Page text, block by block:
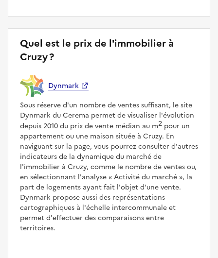
Quel est le prix de l'immobilier à
Cruzy ?
Dynmark
Sous réserve d'un nombre de ventes suffisant, le site
Dynmark du Cerema permet de visualiser l'évolution
depuis 2010 du prix de vente médian au m2 pour un
appartement ou une maison située à Cruzy. En
naviguant sur la page, vous pourrez consulter d'autres
indicateurs de la dynamique du marché de
l'immobilier à Cruzy, comme le nombre de ventes ou,
en sélectionnant l'analyse
Activité du marché , la
part de logements ayant fait l'objet d'une vente.
Dynmark propose aussi des représentations
cartographiques à l'échelle intercommunale et
permet d'effectuer des comparaisons entre
territoires.